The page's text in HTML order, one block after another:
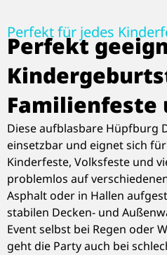
Perfekt für jedes
Perfekt
Familienfeste
Diese aufblasbare Hüpfburg
einsetzbar und eignet sich
Kinderfeste, Volksfeste und
problemlos auf
Asphalt oder in Hallen
stabilen Decken- und
Event selbst bei Regen oder
geht die Party auch bei